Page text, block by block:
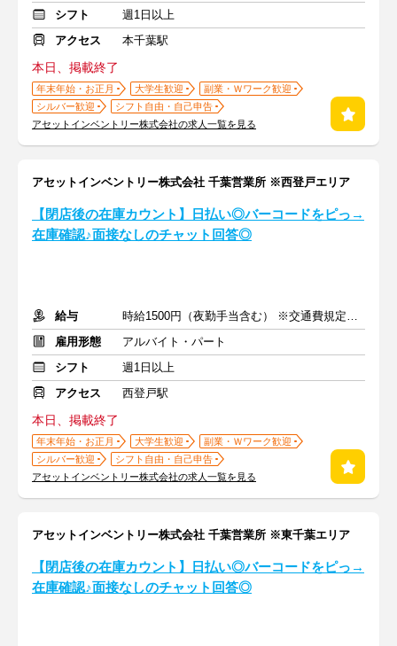
シフト
週1日以上
アクセス
本千葉駅
本日、掲載終了
年末年始・お正月 大学生歓迎
副業・Ｗワーク歓迎
シルバー歓迎
シフト自由・自己申告
アセットインベントリー株式会社の求人一覧を見る
アセットインベントリー株式会社 千葉営業所 ※西登戸エリア
【閉店後の在庫カウント】日払い◎バーコードをピっ→
在庫確認♪面接なしのチャット回答◎
給与
時給1500円（夜勤手当含む） ※交通費規定内支給
雇用形態
アルバイト・パート
シフト
週1日以上
アクセス
西登戸駅
本日、掲載終了
年末年始・お正月 大学生歓迎
副業・Ｗワーク歓迎
シルバー歓迎
シフト自由・自己申告
アセットインベントリー株式会社の求人一覧を見る
アセットインベントリー株式会社 千葉営業所 ※東千葉エリア
【閉店後の在庫カウント】日払い◎バーコードをピっ→
在庫確認♪面接なしのチャット回答◎